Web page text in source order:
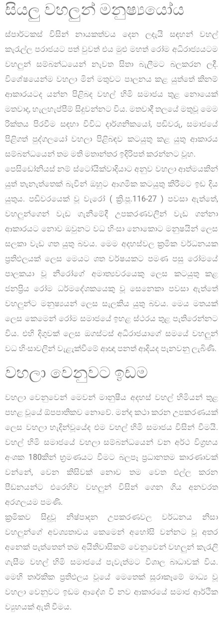
සියලු වහලුන් මනුෂ්‍යයෝය
ස්පාර්ටකස් විසින් නායකත්වය දෙන ලදැයි සඳහන් වහල්
කැරැල්ල පරාජයට පත් වුවත් එය මුළු මහත් රෝම අධිරාජ්‍යයටම
වහලුන් සම්බන්ධයෙන් නැවත සිතා බැලීමට බලකරන ලදී.
විශේෂයෙන්ම වහලා මින් මතුවට පාලනය කළ යුත්තේ කිනම්
ආකාරයටද යන්න පිළිබද වහල් හිමි සමාජය තුළ නොයෙක්
මතවාද, හැලහැප්පීම් සිදුවන්නට විය. මතවාදී තලයේ මතුවූ මෙම
රික්තය පිරවීම සඳහා විවිධ දාර්ශනිකයෝ, පඬිවරු, සමාජයේ
පිළිගත් පුද්ගලයෝ වහලා පිළිබඳව කටයුතු කළ යුතු ආකාරය
සම්බන්ධයෙන් තම මති මතාන්තර ඉදිරිපත් කරන්නට වූහ.
පෙසිඩෝනියස් නම් ස්ටෝයික්වාදියාට අනුව වහලා ආත්මයකින්
යුත් තැනැත්තෙක් බැවින් ඔහුට ආගමික කටයුතු කිරීමට ඉඩ දිය
යුතුය. පඬිවරයෙක් වූ වැරෝ ( ක්‍රි.පූ.116-27 ) පවසා ඇත්තේ,
වහලුන්ගෙන් වැඩ ගැනීමේදී උපකරණවලින් වැඩ ගන්නා
ආකාරයට නොව ඔවුනට වධ හිංසා නොකොට මනුෂයින් ලෙස
සලකා වැඩ ගත යුතු බවය. මෙම අදහස්වල ක්‍රමික වර්ධනයක
ප්‍රතිඵලයක් ලෙස මෙයට ශත වර්ෂයකට පමණ පසු රෝමයේ
පාලකයා වූ නීරෝගේ අමාත්‍යවරයෙකු ලෙස කටයුතු කළ
ජනප්‍රිය රෝම ධර්මදේශකයෙකු වූ සෙනෙකා පවසා ඇත්තේ
වහලුන්ට මනුෂ්‍යයන් ලෙස සැලකිය යුතු බවය. මෙය මතයක්
ලෙස කෙමෙන් රෝම සමාජයේ ඉහළ ස්ථරය තුළ පැතිරෙන්නට
විය. එහි දිගුවක් ලෙස ඔගස්ටස් අධිරාජයාගේ සමයේ වහලුන්
වධ හිංසාවලින් වැළැක්වීමේ ආඥා පනත් ආදියද පැනවනු ලැබිණි.
වහලා වෙනුවට ඉඩම
වහලා වෙනුවෙන් මෙවන් මානුෂීය අදහස් වහල් හිමියන් තුළ
පහළ වූයේ ඕපපාතිකව නොවේ. මන්ද කථා කරන උපකරණයක්
ලෙස වහලා හැදින්වූයේද එම වහල් හිමි සමාජය විසින් වීමයි.
වහල් හිමි සමාජයේ වහලා සම්බන්ධයෙන් වන අර්ථ විග්‍රහය
අංශක 180කින් භ්‍රමණයට වීමට බලපෑ ප්‍රධානතම කාරණාවක්
වන්නේ, වෙන කිසිවක් නොව තම වෙත එල්ල කරන
පීඩනයන්ට එරෙහිව වහලුන් විසින් ගෙන ගිය අනවරත
අරගලයම පමණි.
ක්‍රමිකව සිදුවූ නිෂ්පාදන උපකරණවල වර්ධනය නිසා
වහලුන්ගේ අවශ්‍යතාවය කෙමෙන් අහෝසි වන්නට වූ අතර
අනෙක් පැත්තෙන් තම අයිතිවාසිකම් වෙනුවෙන් වහලුන් කැරැලි
ගැසීම වහල් හිමි සමාජයේ පැවැත්මට විශාල බාධාවක් විය.
මෙහි තාර්කික ප්‍රතිඵලය වූයේ මෙතෙක් සූරාකෑමේ මාධ්‍ය වූ
වහලා වෙනුවට ඉඩම ආදේශ වී නව ආකාරයේ සමාජ ආර්ථික
ව්‍යුහයක් ඇති වීමය.